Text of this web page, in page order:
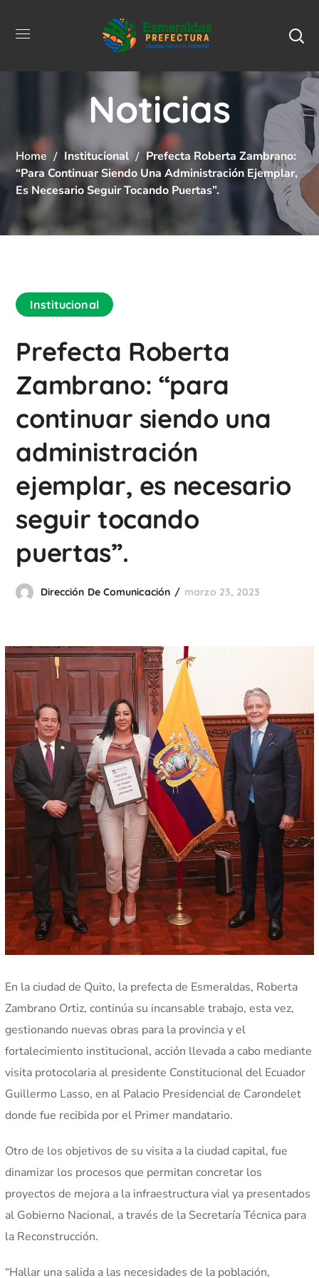
Noticias
Home Institucional
Prefecta Roberta Zambrano:
“para Continuar Siendo Una Administración Ejemplar,
Es Necesario Seguir Tocando Puertas”.
Institucional
Prefecta Roberta
Zambrano: “para
continuar siendo una
administración
ejemplar, es necesario
seguir tocando
puertas”.
Dirección De Comunicación marzo 23, 2023
En la ciudad de Quito, la prefecta de Esmeraldas, Roberta
Zambrano Ortiz, continúa su incansable trabajo, esta vez,
gestionando nuevas obras para la provincia y el
fortalecimiento institucional, acción llevada a cabo mediante
visita protocolaria al presidente Constitucional del Ecuador
Guillermo Lasso, en al Palacio Presidencial de Carondelet
donde fue recibida por el Primer mandatario.
Otro de los objetivos de su visita a la ciudad capital, fue
dinamizar los procesos que permitan concretar los
proyectos de mejora a la infraestructura vial ya presentados
al Gobierno Nacional, a través de la Secretaría Técnica para
la Reconstrucción.
“Hallar una salida a las necesidades de la población,